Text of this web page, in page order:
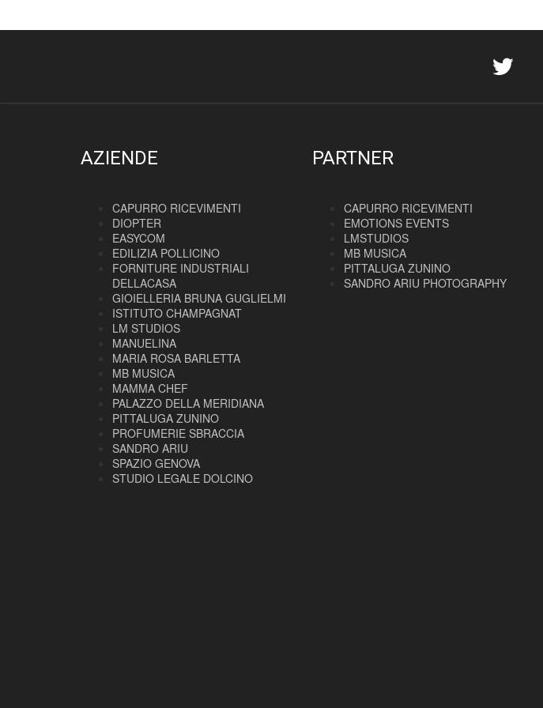
AZIENDE
CAPURRO RICEVIMENTI
DIOPTER
EASYCOM
EDILIZIA POLLICINO
FORNITURE INDUSTRIALI
DELLACASA
GIOIELLERIA BRUNA GUGLIELMI
ISTITUTO CHAMPAGNAT
LM STUDIOS
MANUELINA
MARIA ROSA BARLETTA
MB MUSICA
MAMMA CHEF
PALAZZO DELLA MERIDIANA
PITTALUGA ZUNINO
PROFUMERIE SBRACCIA
SANDRO ARIU
SPAZIO GENOVA
STUDIO LEGALE DOLCINO
PARTNER
CAPURRO RICEVIMENTI
EMOTIONS EVENTS
LMSTUDIOS
MB MUSICA
PITTALUGA ZUNINO
SANDRO ARIU PHOTOGRAPHY